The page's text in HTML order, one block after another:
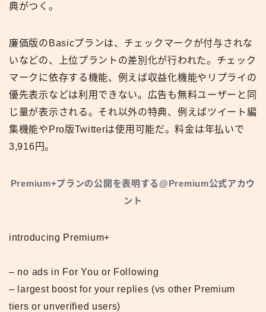
典がつく。
廉価版のBasicプランは、チェックマークが付与されな
いなどの、上位プラントの差別化が行われた。チェック
マークに依存する機能、例えば収益化機能やリプライの
優先表示などは利用できない。広告も無料ユーザーと同
じ量が表示される。それ以外の特典、例えばツイート編
集機能やPro版Twitterは使用可能だ。料金は年払いで
3,916円。
Premium+プランの公開を表明する@Premium公式アカウ
ント
introducing Premium+
– no ads in For You or Following
– largest boost for your replies (vs other Premium
tiers or unverified users)